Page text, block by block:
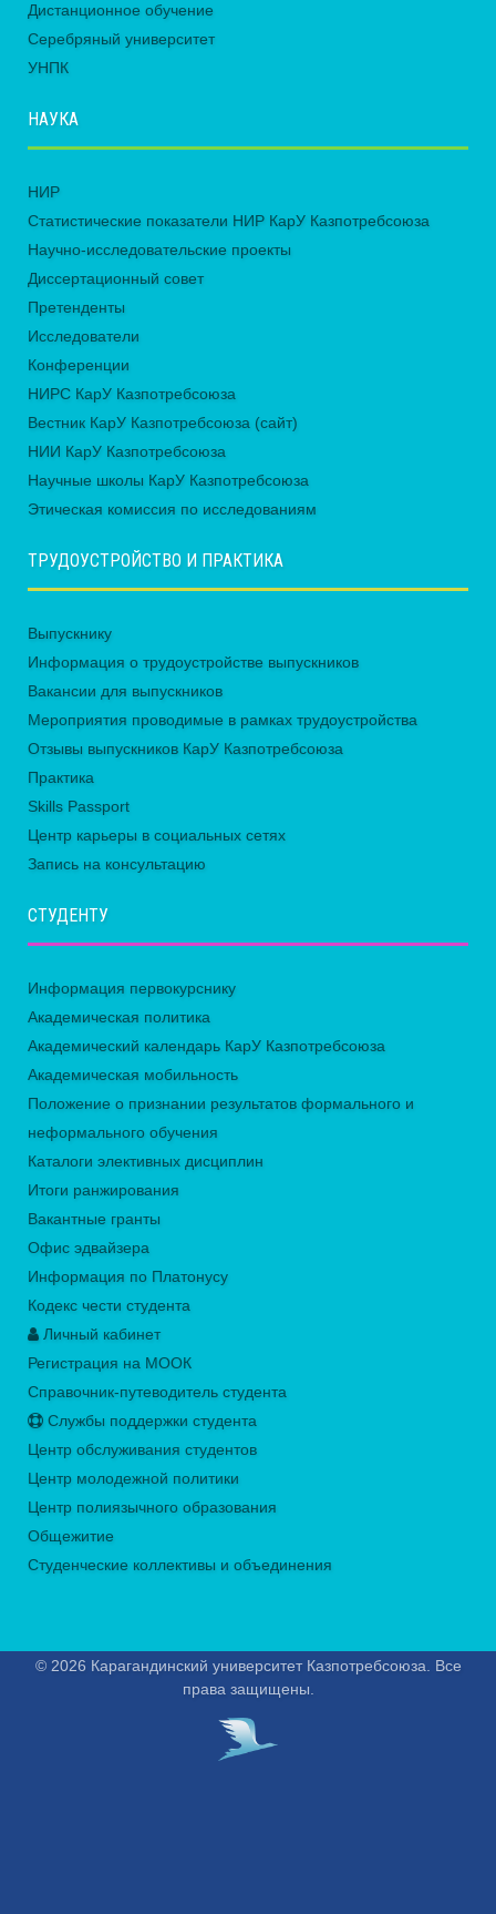
Дистанционное обучение
Серебряный университет
УНПК
НАУКА
НИР
Статистические показатели НИР КарУ Казпотребсоюза
Научно-исследовательские проекты
Диссертационный совет
Претенденты
Исследователи
Конференции
НИРС КарУ Казпотребсоюза
Вестник КарУ Казпотребсоюза (сайт)
НИИ КарУ Казпотребсоюза
Научные школы КарУ Казпотребсоюза
Этическая комиссия по исследованиям
ТРУДОУСТРОЙСТВО И ПРАКТИКА
Выпускнику
Информация о трудоустройстве выпускников
Вакансии для выпускников
Мероприятия проводимые в рамках трудоустройства
Отзывы выпускников КарУ Казпотребсоюза
Практика
Skills Passport
Центр карьеры в социальных сетях
Запись на консультацию
СТУДЕНТУ
Информация первокурснику
Академическая политика
Академический календарь КарУ Казпотребсоюза
Академическая мобильность
Положение о признании результатов формального и
неформального обучения
Каталоги элективных дисциплин
Итоги ранжирования
Вакантные гранты
Офис эдвайзера
Информация по Платонусу
Кодекс чести студента
Личный кабинет
Регистрация на МООК
Справочник-путеводитель студента
Службы поддержки студента
Центр обслуживания студентов
Центр молодежной политики
Центр полиязычного образования
Общежитие
Студенческие коллективы и объединения
© 2026 Карагандинский университет Казпотребсоюза. Все
права защищены.